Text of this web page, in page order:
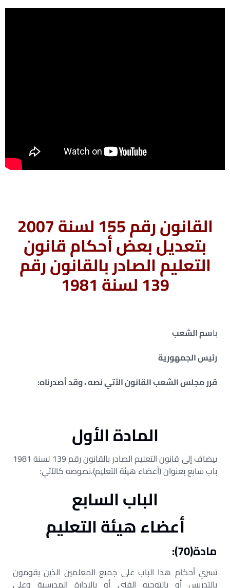
القانون رقم 155 لسنة 2007
بتعديل بعض أحكام قانون
التعليم الصادر بالقانون رقم
139 لسنة 1981
باسم الشعب
رئيس الجمهورية
قرر مجلس الشعب القانون الآتي نصه ، وقد أصدرناه:
المادة الأول
ىيضاف إلى قانون التعليم الصادر بالقانون رقم 139 لسنة 1981
باب سابع بعنوان (أعضاء هيئة التعليم)،نصوصه كالآتي:
الباب السابع
أعضاء هيئة التعليم
مادة(70):
تسري أحكام هذا الباب على جميع المعلمين الذين يقومون
بالتدريس أو بالتوجيه الفني أو بالإدارة المدرسية وعلى